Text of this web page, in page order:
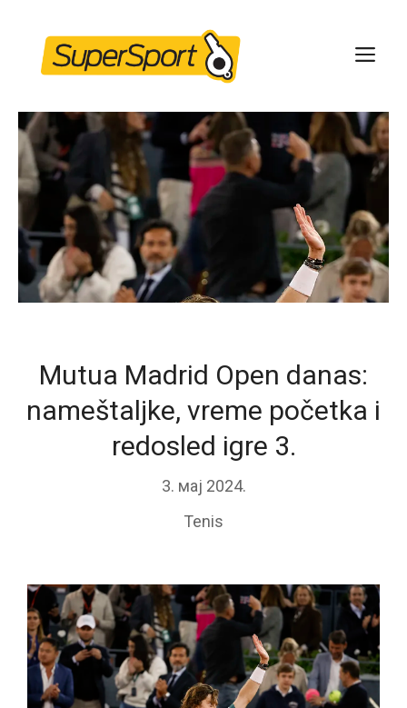
content
Mutua Madrid Open danas:
nameštaljke, vreme početka i
redosled igre 3.
3. мај 2024.
Tenis